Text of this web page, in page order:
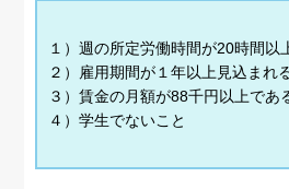
１）週の所定労働時間が20時間以
２）雇用期間が１年以上見込まれ
３）賃金の月額が88千円以上であ
４）学生でないこと